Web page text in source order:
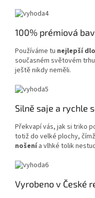
100% prémiová
Používáme tu nejlepší
současném světovém
ještě nikdy neměli.
Silně saje a rychle
Překvapí vás, jak si triko
totiž do velké plochy,
nošení a vlhké tolik
Vyrobeno v České